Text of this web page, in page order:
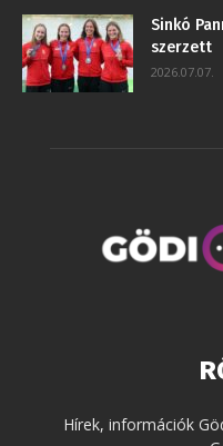
Sinkó
szerzett
2026.07.07.
Hírek, információk